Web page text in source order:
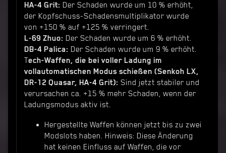
HA-4 Grit: Der Schaden wurde um 10 % erhöht,
der Kopfschuss-Schadensmultiplikator wurde
von +150 % auf +125 % verringert.
L-69 Zhuo: Der Schaden wurde um 6 % erhöht.
DB-4 Palica: Der Schaden wurde um 9 % erhöht.
Tech-Waffen, die bei voller Ladung im
vollautomatischen Modus schießen (Senkoh LX,
DR-12 Quasar, HA-4 Grit): Sind jetzt stabiler und
verursachen ca. +15 % mehr Schaden, wenn der
Ladungsmodus aktiv ist.
Hergestellte Waffen können jetzt bis zu zwei
Modslots haben. Hinweis: Diese Änderung
hat keinen Einfluss auf Waffen, die vor